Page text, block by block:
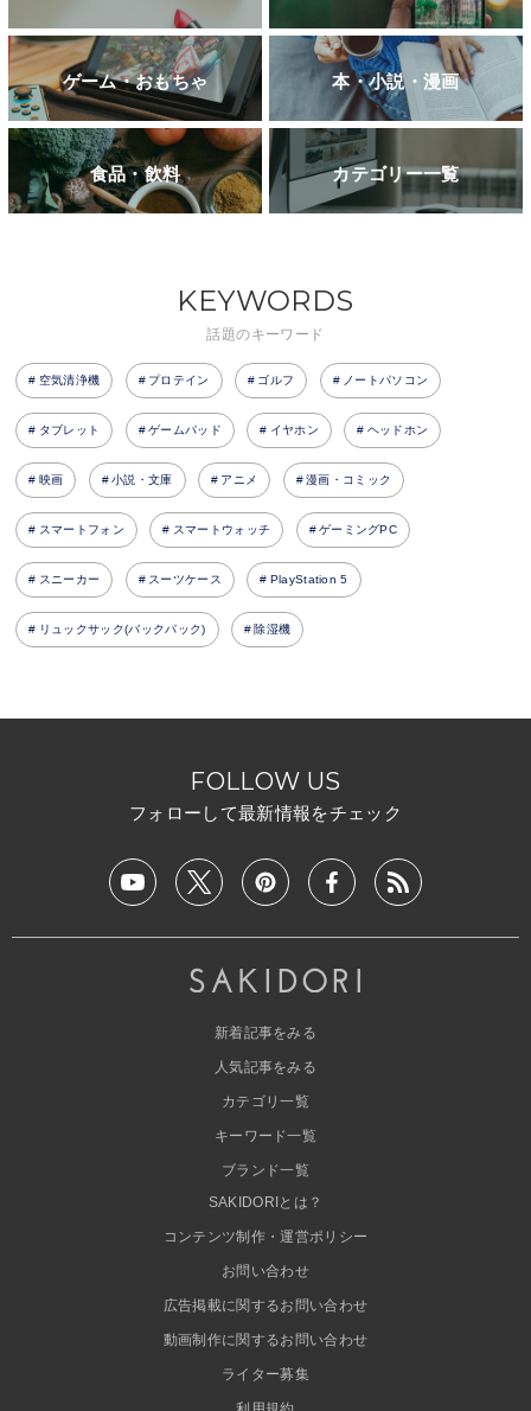
ゲーム・おもちゃ 本・小説・漫画
食品・飲料 カテゴリー一覧
KEYWORDS
話題のキーワード
空気清浄機 プロテイン ゴルフ ノートパソコン
タブレット ゲームパッド イヤホン ヘッドホン
映画 小説・文庫 アニメ 漫画・コミック
スマートフォン スマートウォッチ ゲーミングPC
スニーカー スーツケース PlayStation 5
リュックサック(バックパック) 除湿機
FOLLOW US
フォローして最新情報をチェック
新着記事をみる
人気記事をみる
カテゴリ一覧
キーワード一覧
ブランド一覧
SAKIDORIとは？
コンテンツ制作・運営ポリシー
お問い合わせ
広告掲載に関するお問い合わせ
動画制作に関するお問い合わせ
ライター募集